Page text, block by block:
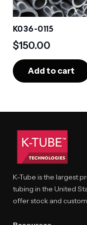
K036-0115
$150.00
Add to cart
K-Tube is the largest
tubing in the United
offer stock and